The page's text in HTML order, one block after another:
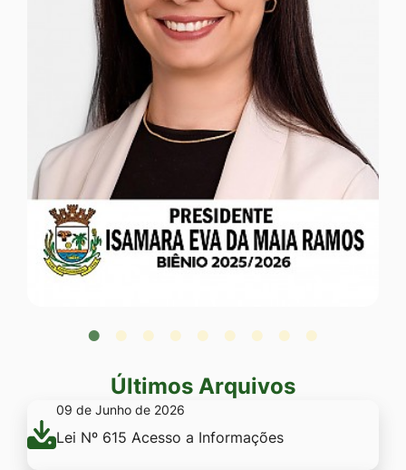
ISAMARA EVA DA MAIA RAMOS
Últimos Arquivos
09 de Junho de 2026
Lei Nº 615 Acesso a Informações